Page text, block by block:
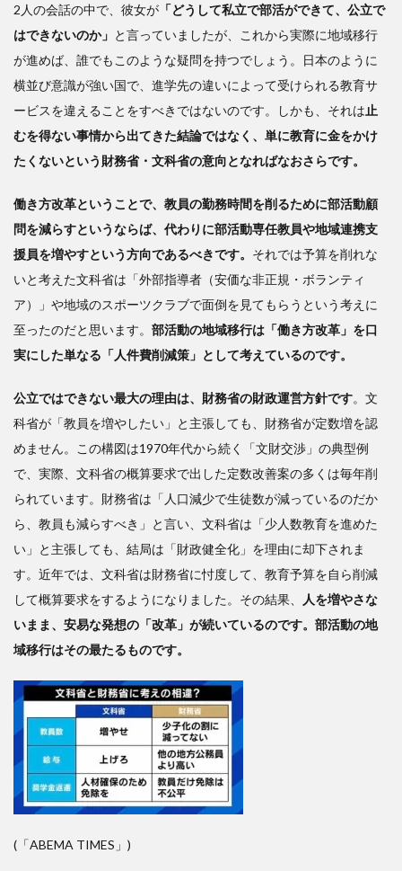
曖昧
な法
的構
3
用・
報酬
設利
――
現場
を無
た制
度運
用
改
善の
方向
責任
の明
確化
域の
多様
性を
に
2人の会話の中で、彼女が 「どうして私立で部活ができて、公立で
はできないのか」 と言っていましたが、これから実際に地域移行
が進めば、誰でもこのような疑問を持つでしょう。日本のように
横並び意識が強い国で、進学先の違いによって受けられる教育サ
ービスを違えることをすべきではないのです。しかも、それは 止
むを得ない事情から出てきた結論ではなく、単に教育に金をかけ
たくないという財務省・文科省の意向となればなおさらです。
働き方改革ということで、教員の勤務時間を削るために部活動顧
問を減らすというならば、代わりに部活動専任教員や地域連携支
援員を増やすという方向であるべきです。 それでは予算を削れな
いと考えた文科省は「外部指導者（安価な非正規・ボランティ
ア）」や地域のスポーツクラブで面倒を見てもらうという考えに
至ったのだと思います。 部活動の地域移行は「働き方改革」を口
実にした単なる「人件費削減策」として考えているのです。
公立ではできない最大の理由は、財務省の財政運営方針です。文
科省が「教員を増やしたい」と主張しても、財務省が定数増を認
めません。この構図は1970年代から続く「文財交渉」の典型例
で、実際、文科省の概算要求で出した定数改善案の多くは毎年削
られています。財務省は「人口減少で生徒数が減っているのだか
ら、教員も減らすべき」と言い、文科省は「少人数教育を進めた
い」と主張しても、結局は「財政健全化」を理由に却下されま
す。近年では、文科省は財務省に忖度して、教育予算を自ら削減
して概算要求をするようになりました。その結果、
人を増やさな
いまま、安易な発想の「改革」が続いているのです。部活動の地
域移行はその最たるものです。
(「ABEMA TIMES」)